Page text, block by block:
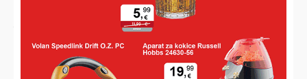
NEVJEROJATNA RAJČICA IZ GRABROVNICE
Je li u vrtu bake Božice izrasla najveća rajčica ikad uzgojena
u Hrvatskoj? Kad su je stavili na vagu, nisu vjerovali svojim
očima